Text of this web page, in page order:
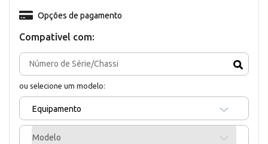
Compativel com:
ou selecione um modelo:
Equipamento
Modelo
Opções de pagamento